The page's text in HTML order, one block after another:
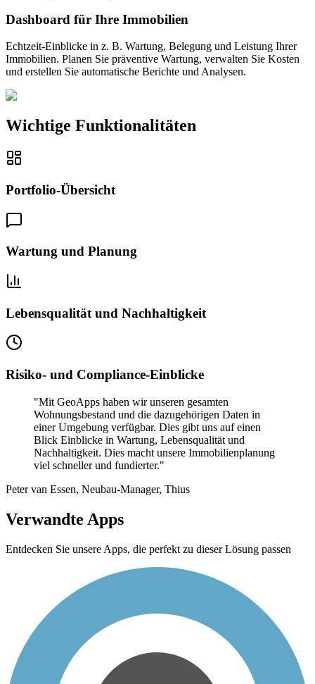
Dashboard für Ihre Immobilien
Echtzeit-Einblicke in z. B. Wartung, Belegung und Leistung Ihrer
Immobilien. Planen Sie präventive Wartung, verwalten Sie Kosten
und erstellen Sie automatische Berichte und Analysen.
Wichtige Funktionalitäten
Portfolio-Übersicht
Wartung und Planung
Lebensqualität und Nachhaltigkeit
Risiko- und Compliance-Einblicke
"Mit GeoApps haben wir unseren gesamten
Wohnungsbestand und die dazugehörigen Daten in
einer Umgebung verfügbar. Dies gibt uns auf einen
Blick Einblicke in Wartung, Lebensqualität und
Nachhaltigkeit. Dies macht unsere Immobilienplanung
viel schneller und fundierter."
Peter van Essen, Neubau-Manager, Thius
Verwandte Apps
Entdecken Sie unsere Apps, die perfekt zu dieser Lösung passen